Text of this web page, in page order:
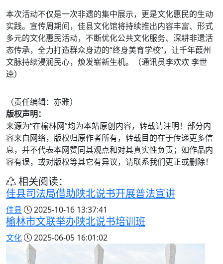
本次活动不仅是一次非遗的集中展示，更是文化惠民的生动
实践。宣传周期间，佳县文化馆将持续推出内容丰富、形式
多元的文化惠民活动，不断优化公共文化服务、深耕非遗活
态传承，全力打造群众身边的“终身美育学校”，让千年葭州
文脉持续浸润民心，焕发崭新生机。（通讯员李欢欢 李世
逵）
（责任编辑：亦雅）
版权声明：
来源为“在榆林网”均为本站原创内容，转载请注明！部分内
容来自网络，版权归原作者所有，转载目的在于传递更多信
息，并不代表本网赞同其观点和对其真实性负责；如作品内
容有误，或对版权等其它有异议，请联系我们更正或删除！
相关阅读：
佳县司法局借助陕北说书开展普法宣讲
佳县 2025-10-16 13:37:41
榆林市文联举办陕北说书培训班
文化 2025-06-05 16:01:02